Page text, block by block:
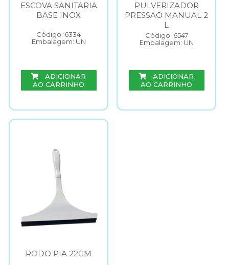
ESCOVA SANITARIA
BASE INOX
Código: 6334
Embalagem: UN
ADICIONAR
AO CARRINHO
PULVERIZADOR
PRESSAO MANUAL 2
L
Código: 6547
Embalagem: UN
ADICIONAR
AO CARRINHO
RODO PIA 22CM